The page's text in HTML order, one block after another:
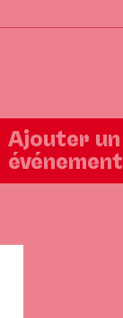
Ajouter un
événement